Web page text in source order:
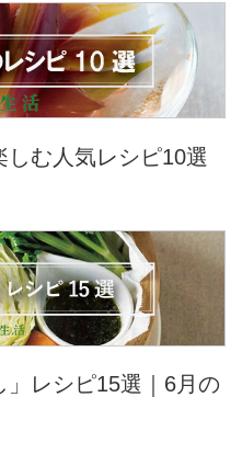
む人気レシピ10選
レシピ15選｜6月の